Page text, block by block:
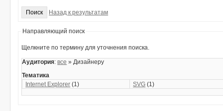
Назад к результатам
Направляющий поиск
Щелкните по термину для уточнения поиска.
Аудитория:все » Дизайнеру
Тематика
Internet Explorer (1) SVG (1)